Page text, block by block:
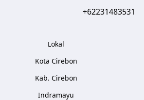
+62231483531
Lokal
Kota Cirebon
Kab. Cirebon
Indramayu